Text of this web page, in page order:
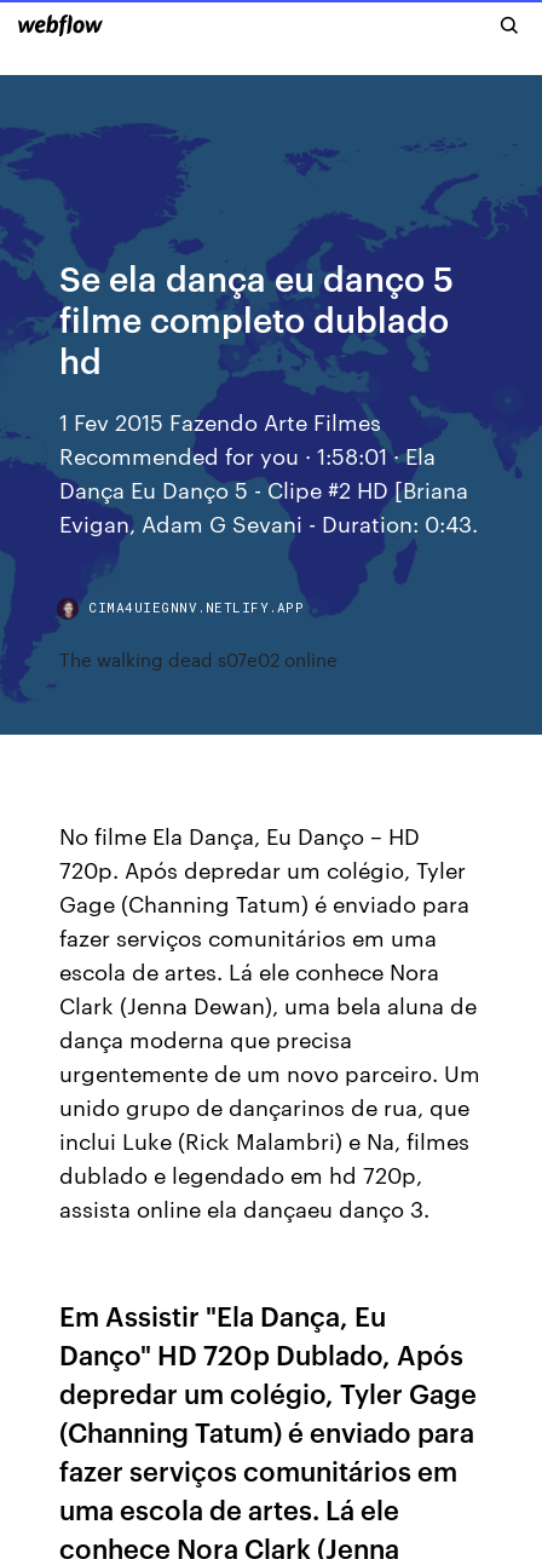
Se ela dança eu danço 5
filme completo dublado
hd
1 Fev 2015 Fazendo Arte Filmes
Recommended for you · 1:58:01 · Ela
Dança Eu Danço 5 - Clipe #2 HD [Briana
Evigan, Adam G Sevani - Duration: 0:43.
CIMA4UIEGNNV.NETLIFY.APP
The walking dead s07e02 online
No filme Ela Dança, Eu Danço – HD
720p. Após depredar um colégio, Tyler
Gage (Channing Tatum) é enviado para
fazer serviços comunitários em uma
escola de artes. Lá ele conhece Nora
Clark (Jenna Dewan), uma bela aluna de
dança moderna que precisa
urgentemente de um novo parceiro. Um
unido grupo de dançarinos de rua, que
inclui Luke (Rick Malambri) e Na, filmes
dublado e legendado em hd 720p,
assista online ela dançaeu danço 3.
Em Assistir "Ela Dança, Eu
Danço" HD 720p Dublado, Após
depredar um colégio, Tyler Gage
(Channing Tatum) é enviado para
fazer serviços comunitários em
uma escola de artes. Lá ele
conhece Nora Clark (Jenna